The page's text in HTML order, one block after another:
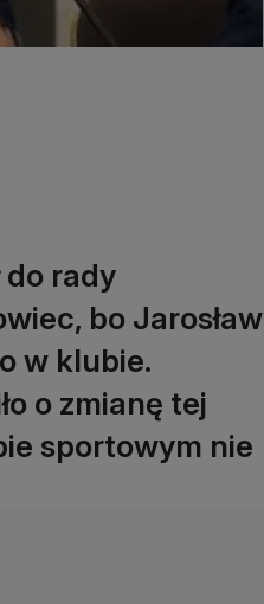
do rady
bo Jarosław
w klubie.
o zmianę tej
sportowym nie